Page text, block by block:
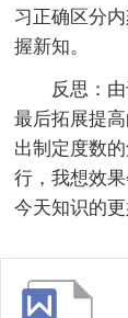
习正确区分
握新知。
反思：
最后拓展提
出制定度数
行，我想效
今天知识的更